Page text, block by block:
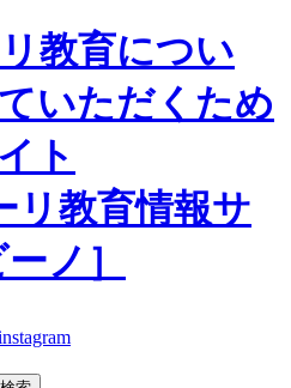
教育につい
いただくため
ト